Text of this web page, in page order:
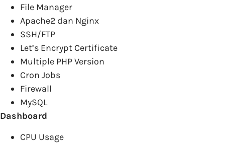
File Manager
Apache2 dan Nginx
SSH/FTP
Let’s Encrypt Certificate
Multiple PHP Version
Cron Jobs
Firewall
MySQL
Dashboard
CPU Usage